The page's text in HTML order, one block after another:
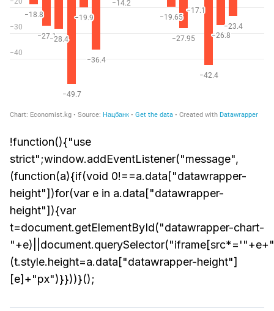
!function(){"use
strict";window.addEventListener("message",
(function(a){if(void 0!==a.data["datawrapper-
height"])for(var e in a.data["datawrapper-
height"]){var
t=document.getElementById("datawrapper-chart-
(t.style.height=a.data["datawrapper-height"]
[e]+"px")}}))}();